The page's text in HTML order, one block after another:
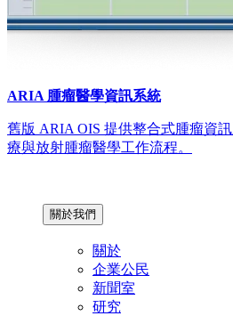
ARIA 腫瘤醫學資訊系統
舊版 ARIA OIS 提供整合式腫瘤資
療與放射腫瘤醫學工作流程。
關於我們
關於
企業公民
新聞室
研究